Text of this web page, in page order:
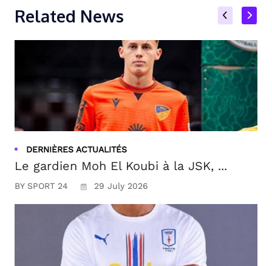
Related News
DERNIÈRES ACTUALITÉS
Le gardien Moh El Koubi à la JSK, ...
BY SPORT 24 29 July 2026